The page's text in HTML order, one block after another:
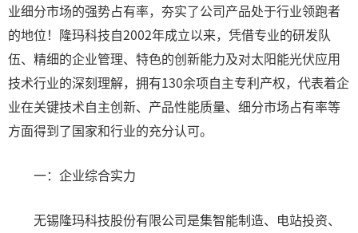
业细分市场的强势占有率，夯实了公司产品处于行业领跑者
的地位！隆玛科技自2002年成立以来，凭借专业的研发队
伍、精细的企业管理、特色的创新能力及对太阳能光伏应用
技术行业的深刻理解，拥有130余项自主专利产权，代表着企
业在关键技术自主创新、产品性能质量、细分市场占有率等
方面得到了国家和行业的充分认可。
一：企业综合实力
无锡隆玛科技股份有限公司是集智能制造、电站投资、